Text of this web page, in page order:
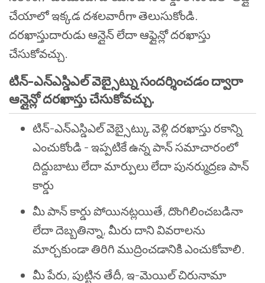
చేయాలో ఇక్కడ దశలవారీగా తెలుసుకోండి.
దరఖాస్తుదారుడు ఆన్లైన్ లేదా ఆఫ్లైన్లో దరఖాస్తు
చేసుకోవచ్చు.
టిన్-ఎన్ఎస్డిఎల్ వెబ్సైట్ను సందర్శించడం ద్వారా
ఆన్లైన్లో దరఖాస్తు చేసుకోవచ్చు.
టిన్-ఎన్ఎస్డిఎల్ వెబ్సైట్కు వెళ్లి దరఖాస్తు రకాన్ని
ఎంచుకోండి - ఇప్పటికే ఉన్న పాన్ సమాచారంలో
దిద్దుబాటు లేదా మార్పులు లేదా పునర్ముద్రణ పాన్
కార్డు
మీ పాన్ కార్డు పోయినట్లయితే, దొంగిలించబడినా
లేదా దెబ్బతిన్నా, మీరు దాని వివరాలను
మార్చకుండా తిరిగి ముద్రించడానికి ఎంచుకోవాలి.
మీ పేరు, పుట్టిన తేదీ, ఇ-మెయిల్ చిరునామా